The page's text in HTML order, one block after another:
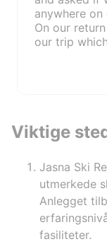
anywhere
On our
our trip
Viktige
Jasna Ski
utmerkede
Anlegget
fasiliteter.